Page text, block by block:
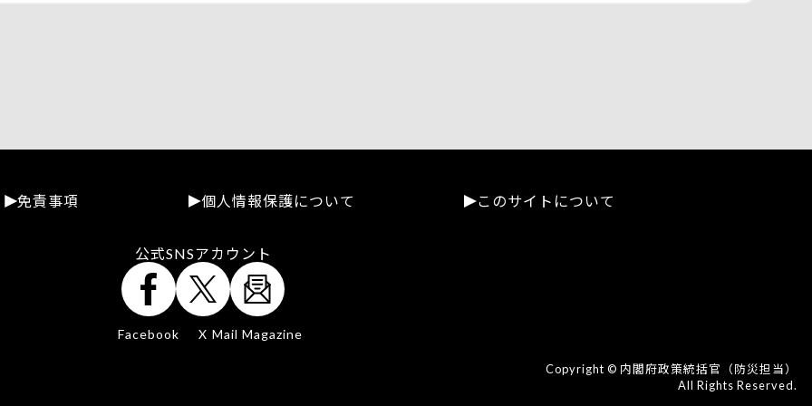
免責事項 個人情報保護について このサイトについて
公式SNSアカウント
Facebook X Mail Magazine
Copyright © 内閣府政策統括官（防災担当）
All Rights Reserved.